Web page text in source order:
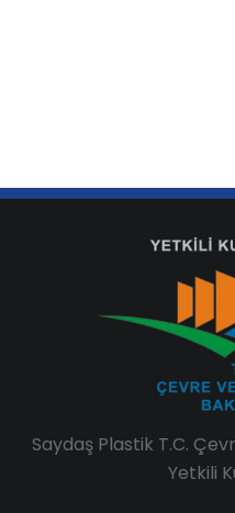
Saydaş Plastik T.C.
Yetkili